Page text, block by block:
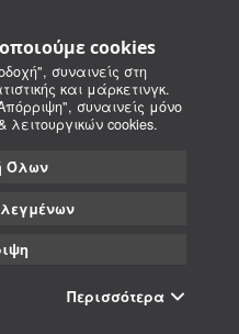
cookies
συναινείς στη
και μάρκετινγκ.
συναινείς μόνο
cookies.
Όλων
Περισσότερα